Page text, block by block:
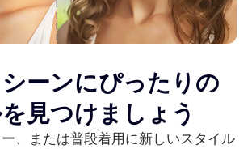
ーンにぴったりの
見つけましょう
、または普段着用に新しいスタイル